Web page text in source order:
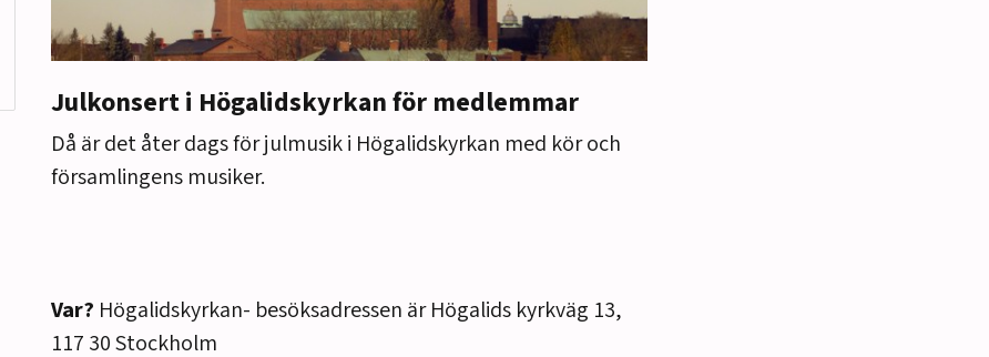
Julkonsert i Högalidskyrkan för medlemmar
Då är det åter dags för julmusik i Högalidskyrkan med kör och
församlingens musiker.
Var? Högalidskyrkan- besöksadressen är Högalids kyrkväg 13,
117 30 Stockholm